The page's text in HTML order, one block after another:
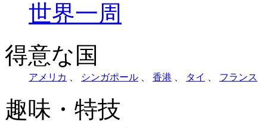
世界一周
得意な国
アメリカ シンガポール 香港 タイ フランス
趣味・特技